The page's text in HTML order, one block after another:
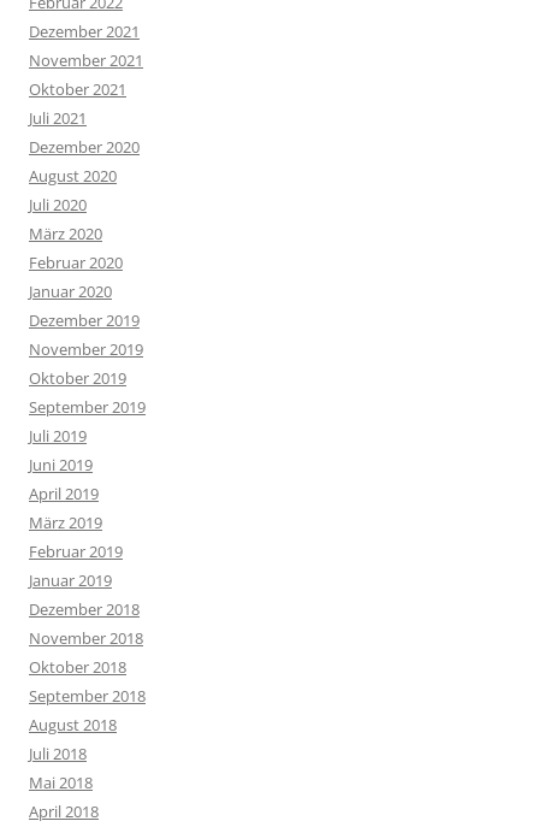
Dezember 2021
November 2021
Oktober 2021
Juli 2021
Dezember 2020
August 2020
Juli 2020
März 2020
Februar 2020
Januar 2020
Dezember 2019
November 2019
Oktober 2019
September 2019
Juli 2019
Juni 2019
April 2019
März 2019
Februar 2019
Januar 2019
Dezember 2018
November 2018
Oktober 2018
September 2018
August 2018
Juli 2018
Mai 2018
April 2018